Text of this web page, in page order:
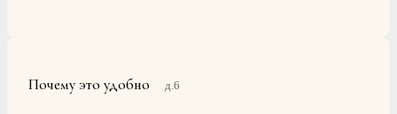
д.6
Почему это удобно